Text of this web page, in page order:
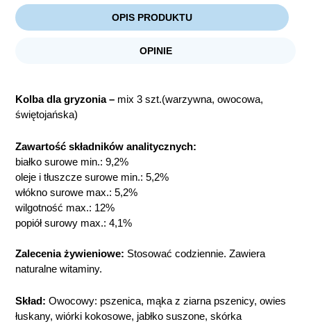
OPIS PRODUKTU
OPINIE
Kolba dla gryzonia – mix 3 szt.(warzywna, owocowa,
świętojańska)
Zawartość składników analitycznych:
białko surowe min.: 9,2%
oleje i tłuszcze surowe min.: 5,2%
włókno surowe max.: 5,2%
wilgotność max.: 12%
popiół surowy max.: 4,1%
Zalecenia żywieniowe: Stosować codziennie. Zawiera
naturalne witaminy.
Skład:Owocowy: pszenica, mąka z ziarna pszenicy, owies
łuskany, wiórki kokosowe, jabłko suszone, skórka